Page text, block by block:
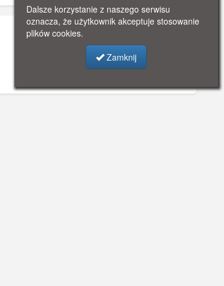
Dalsze korzystanie z naszego serwisu
oznacza, że użytkownik akceptuje stosowanie
plików cookies.
Zamknij